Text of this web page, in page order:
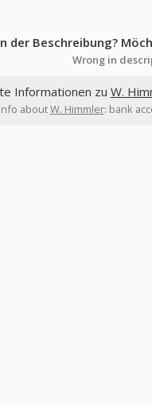
der Beschreibung?
Wrong in
Informationen zu W.
aboutW. Himmler: bank